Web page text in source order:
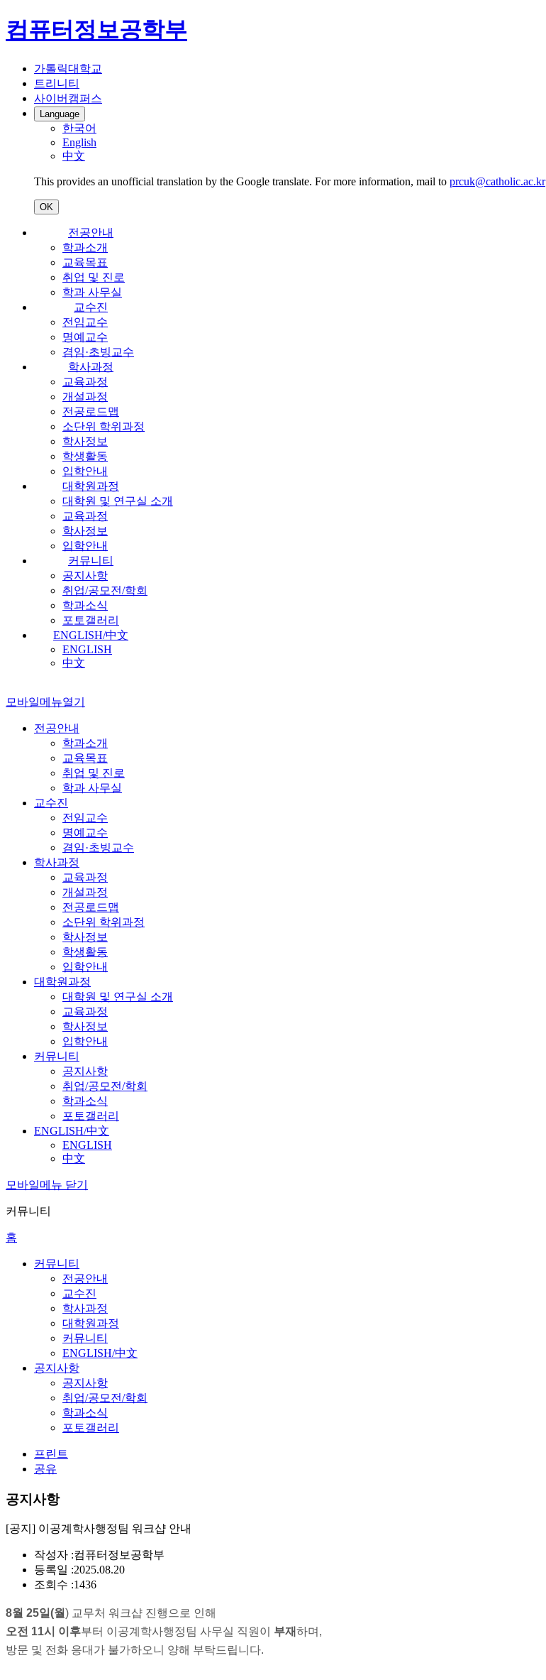
컴퓨터정보공학부
가톨릭대학교
트리니티
사이버캠퍼스
Language
한국어
English
中文
This provides an unofficial translation by the Google translate. For more information, mail to prcuk@catholic.ac.kr
OK
전공안내
학과소개
교육목표
취업 및 진로
학과 사무실
교수진
전임교수
명예교수
겸임·초빙교수
학사과정
교육과정
개설과정
전공로드맵
소단위 학위과정
학사정보
학생활동
입학안내
대학원과정
대학원 및 연구실 소개
교육과정
학사정보
입학안내
커뮤니티
공지사항
취업/공모전/학회
학과소식
포토갤러리
ENGLISH/中文
ENGLISH
中文
모바일메뉴열기
전공안내
학과소개
교육목표
취업 및 진로
학과 사무실
교수진
전임교수
명예교수
겸임·초빙교수
학사과정
교육과정
개설과정
전공로드맵
소단위 학위과정
학사정보
학생활동
입학안내
대학원과정
대학원 및 연구실 소개
교육과정
학사정보
입학안내
커뮤니티
공지사항
취업/공모전/학회
학과소식
포토갤러리
ENGLISH/中文
ENGLISH
中文
모바일메뉴 닫기
커뮤니티
홈
커뮤니티
전공안내
교수진
학사과정
대학원과정
커뮤니티
ENGLISH/中文
공지사항
공지사항
취업/공모전/학회
학과소식
포토갤러리
프린트
공유
공지사항
[공지] 이공계학사행정팀 워크샵 안내
작성자 :컴퓨터정보공학부
등록일 :2025.08.20
조회수 :1436
8월 25일(월) 교무처 워크샵 진행으로 인해
오전 11시 이후부터 이공계학사행정팀 사무실 직원이 부재하며,
방문 및 전화 응대가 불가하오니 양해 부탁드립니다.